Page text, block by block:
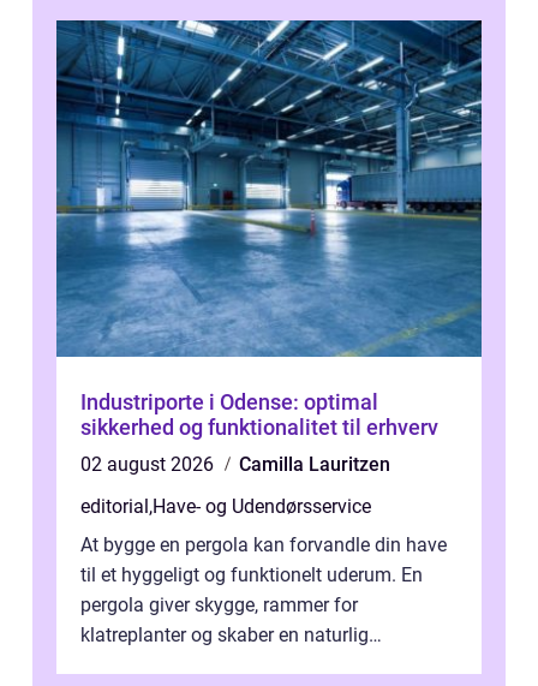
Industriporte i Odense: optimal
sikkerhed og funktionalitet til erhverv
02 august 2026
Camilla Lauritzen
editorial ,Have- og Udendørsservice
At bygge en pergola kan forvandle din have
til et hyggeligt og funktionelt uderum. En
pergola giver skygge, rammer for
klatreplanter og skaber en naturlig